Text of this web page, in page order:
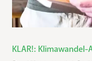
KLAR!: